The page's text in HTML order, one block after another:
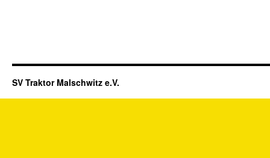
SV Traktor Malschwitz e.V.